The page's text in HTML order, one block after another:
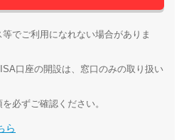
でご利用になれない場合がありま
口座の開設は、窓口のみの取り扱い
必ずご確認ください。
ら